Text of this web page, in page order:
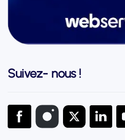
Suivez- nous !